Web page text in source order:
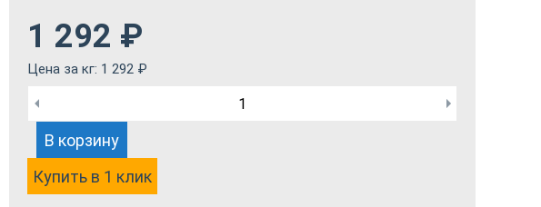
1 292 ₽
Цена за кг: 1 292 ₽
В корзину
Купить в 1 клик